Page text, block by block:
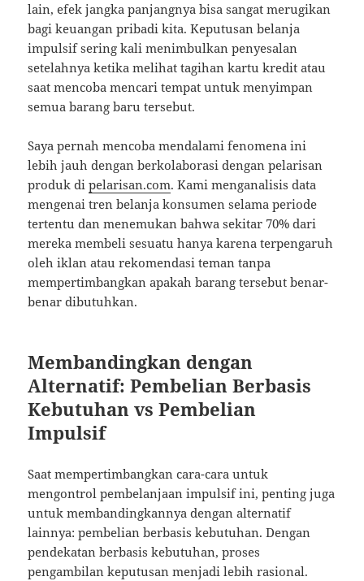
lain, efek jangka panjangnya bisa sangat merugikan
bagi keuangan pribadi kita. Keputusan belanja
impulsif sering kali menimbulkan penyesalan
setelahnya ketika melihat tagihan kartu kredit atau
saat mencoba mencari tempat untuk menyimpan
semua barang baru tersebut.
Saya pernah mencoba mendalami fenomena ini
lebih jauh dengan berkolaborasi dengan pelarisan
produk dipelarisan.com. Kami menganalisis data
mengenai tren belanja konsumen selama periode
tertentu dan menemukan bahwa sekitar 70% dari
mereka membeli sesuatu hanya karena terpengaruh
oleh iklan atau rekomendasi teman tanpa
mempertimbangkan apakah barang tersebut benar-
benar dibutuhkan.
Membandingkan dengan
Alternatif: Pembelian Berbasis
Kebutuhan vs Pembelian
Impulsif
Saat mempertimbangkan cara-cara untuk
mengontrol pembelanjaan impulsif ini, penting juga
untuk membandingkannya dengan alternatif
lainnya: pembelian berbasis kebutuhan. Dengan
pendekatan berbasis kebutuhan, proses
pengambilan keputusan menjadi lebih rasional.